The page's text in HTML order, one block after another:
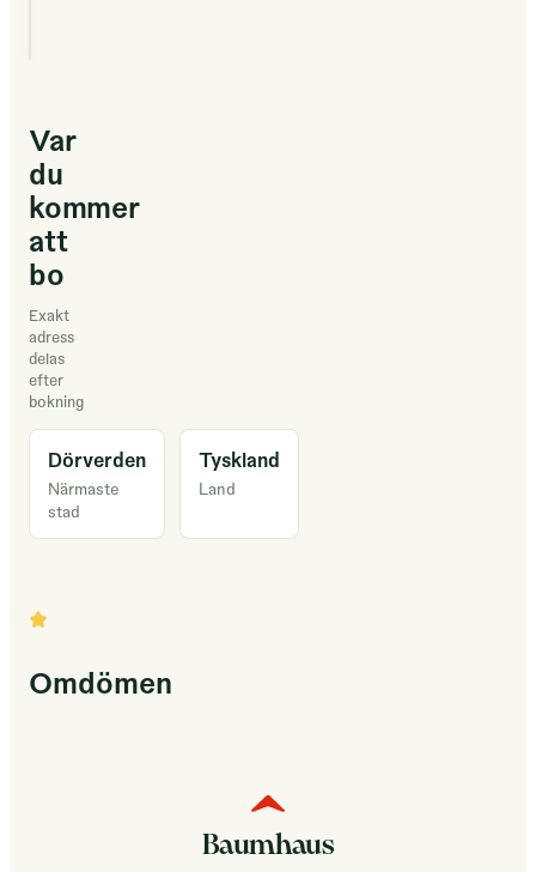
Var
du
kommer
att
bo
Exakt
adress
delas
efter
bokning
Dörverden
Närmaste
stad
Tyskland
Land
Omdömen
Baumhaus